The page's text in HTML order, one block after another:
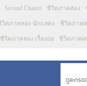
Second Chance ชีวิตภาคสอง
วิตภาคสอง นักแสดง ชีวิตภาค
ชีวิตภาคสอง เรื่องย่อ ชีวิตภาคส
ดูละครอ